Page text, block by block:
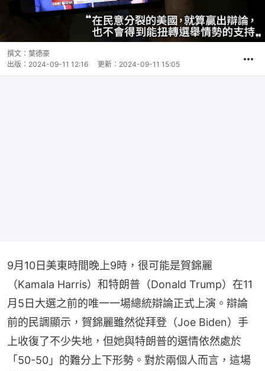
撰文： 葉德豪
出版： 2024-09-11 12:16 更新： 2024-09-11 15:05
9月10日美東時間晚上9時，很可能是賀錦麗
（Kamala Harris）和特朗普（Donald Trump）在11
月5日大選之前的唯一一場總統辯論正式上演。辯論
前的民調顯示，賀錦麗雖然從拜登（Joe Biden）手
上收復了不少失地，但她與特朗普的選情依然處於
「50-50」的難分上下形勢。對於兩個人而言，這場